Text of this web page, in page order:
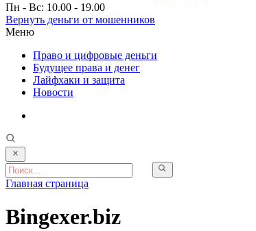
Пн - Вс: 10.00 - 19.00
Вернуть деньги от мошенников
Меню
Право и цифровые деньги
Будущее права и денег
Лайфхаки и защита
Новости
Главная страница
Bingexer.biz